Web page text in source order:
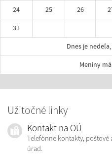
24
25 26
31
Dnes je
Meniny
Užitočné linky
Kontakt na OÚ
Telefónne kontakty, poštové
úrad.